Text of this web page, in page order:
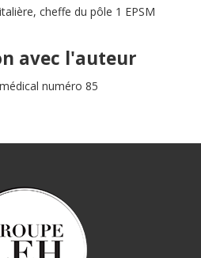
cheffe du pôle 1 EPSM
avec l'auteur
numéro 85